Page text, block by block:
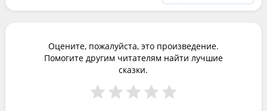
Оцените, пожалуйста, это произведение.
Помогите другим читателям найти лучшие
сказки.